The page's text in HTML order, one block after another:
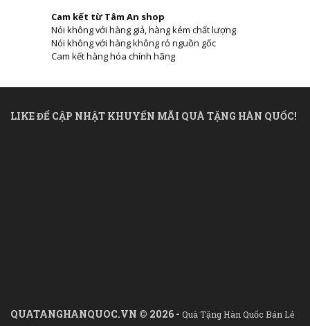
Cam kết từ Tâm An shop
Nói không với hàng giả, hàng kém chất lượng
Nói không với hàng không rỏ nguồn gốc
Cam kết hàng hóa chính hãng
LIKE ĐỂ CẬP NHẬT KHUYẾN MÃI QUÀ TẶNG HÀN QUỐC!
QUATANGHANQUOC.VN © 2026 - Quà Tặng Hàn Quốc Bán Lẻ